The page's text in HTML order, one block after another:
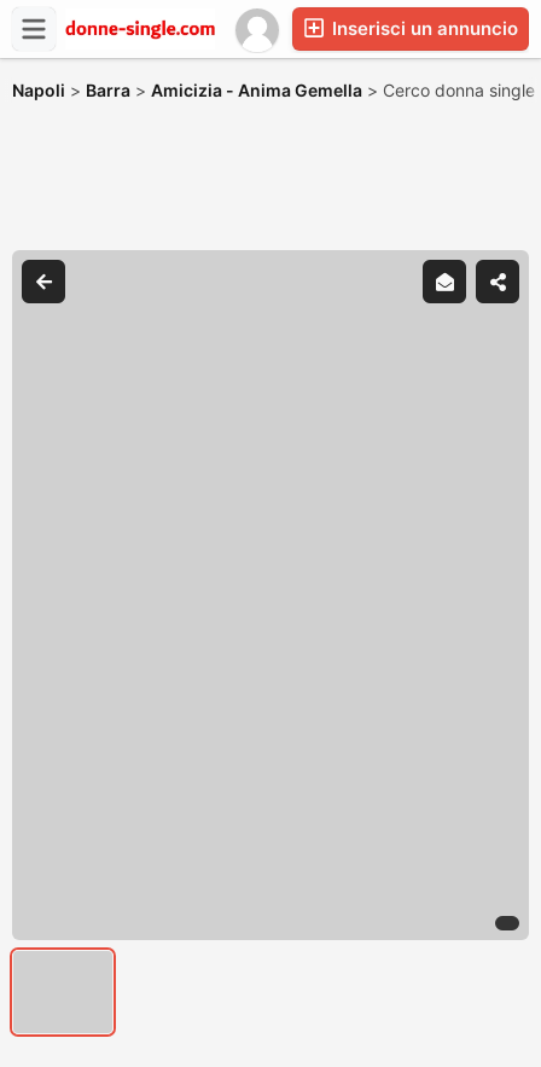
Inserisci un annuncio
Napoli > Barra > Amicizia - Anima Gemella > Cerco donna